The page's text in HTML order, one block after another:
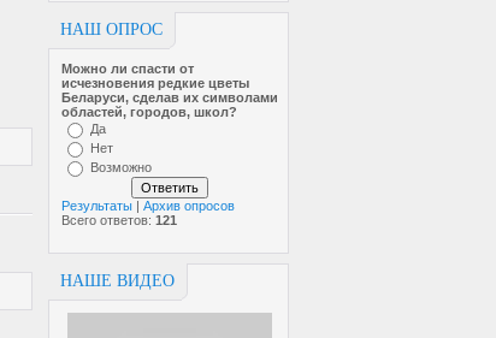
НАШ ОПРОС
Можно ли спасти от
исчезновен­ия редкие цветы
Беларуси, сделав их символами
областей, городов, школ?
Да
Нет
Возможно
Результаты | Архив опросов
Всего ответов: 121
НАШЕ ВИДЕО